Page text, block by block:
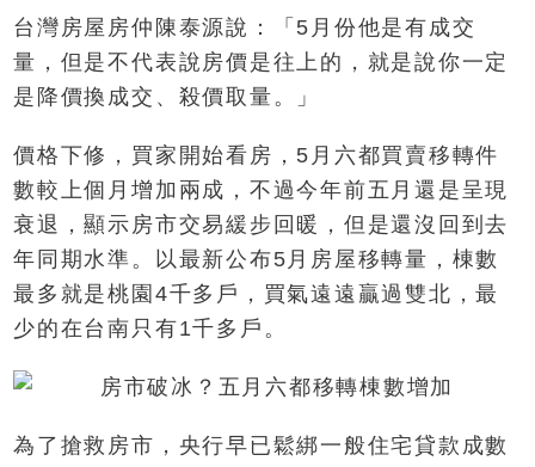
台灣房屋房仲陳泰源說：「5月份他是有成交
量，但是不代表說房價是往上的，就是說你一定
是降價換成交、殺價取量。」
價格下修，買家開始看房，5月六都買賣移轉件
數較上個月增加兩成，不過今年前五月還是呈現
衰退，顯示房市交易緩步回暖，但是還沒回到去
年同期水準。以最新公布5月房屋移轉量，棟數
最多就是桃園4千多戶，買氣遠遠贏過雙北，最
少的在台南只有1千多戶。
為了搶救房市，央行早已鬆綁一般住宅貸款成數